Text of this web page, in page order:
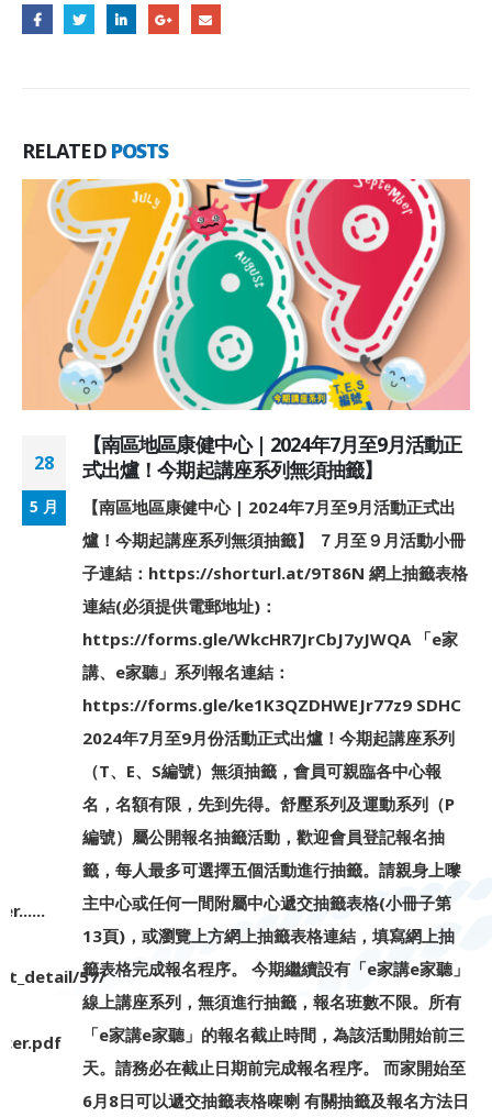
RELATED POSTS
57/
28
5 月
【南區地區康健中心 | 2024年7月至9月活動正
式出爐！今期起講座系列無須抽籤】
【南區地區康健中心 | 2024年7月至9月活動正式出
爐！今期起講座系列無須抽籤】 ７月至９月活動小冊
子連結：https://shorturl.at/9T86N 網上抽籤表格
連結(必須提供電郵地址)：
https://forms.gle/WkcHR7JrCbJ7yJWQA 「e家
講、e家聽」系列報名連結：
https://forms.gle/ke1K3QZDHWEJr77z9 SDHC
2024年7月至9月份活動正式出爐！今期起講座系列
（T、E、S編號）無須抽籤，會員可親臨各中心報
名，名額有限，先到先得。舒壓系列及運動系列（P
編號）屬公開報名抽籤活動，歡迎會員登記報名抽
籤，每人最多可選擇五個活動進行抽籤。請親身上嚟
主中心或任何一間附屬中心遞交抽籤表格(小冊子第
13頁)，或瀏覽上方網上抽籤表格連結，填寫網上抽
籤表格完成報名程序。 今期繼續設有「e家講e家聽」
線上講座系列，無須進行抽籤，報名班數不限。所有
「e家講e家聽」的報名截止時間，為該活動開始前三
天。請務必在截止日期前完成報名程序。 而家開始至
6月8日可以遞交抽籤表格㗎喇 有關抽籤及報名方法日